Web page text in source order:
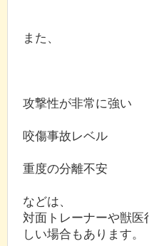
また、
攻撃性が非常に強い
咬傷事故レベル
重度の分離不安
などは、
対面トレーナーや獣医
しい場合もあります。